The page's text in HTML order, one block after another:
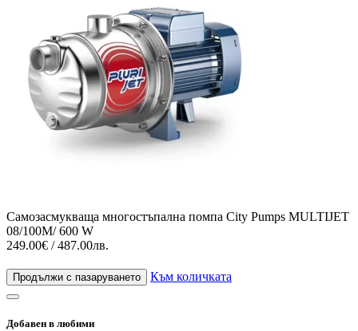
Самозасмукваща многостъпална помпа City Pumps MULTIJET
08/100M/ 600 W
249.00€ / 487.00лв.
Продължи с пазаруването Към количката
Добавен в любими